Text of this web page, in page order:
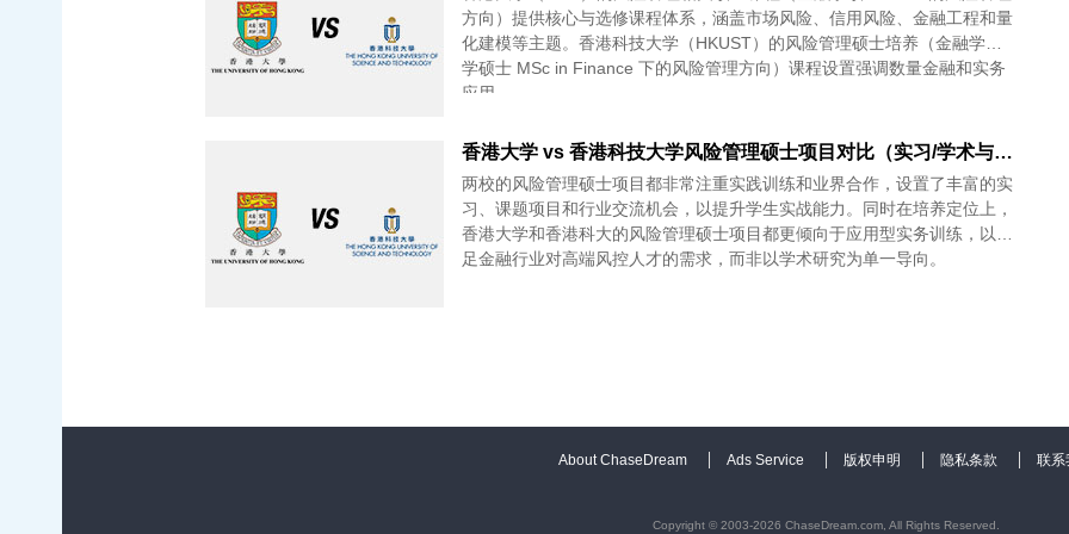
方向）提供核心与选修课程体系，涵盖市场风险、信用风险、金融工程和量
化建模等主题。香港科技大学（HKUST）的风险管理硕士培养（金融学理
学硕士 MSc in Finance 下的风险管理方向）课程设置强调数量金融和实务
应用。
香港大学 vs 香港科技大学风险管理硕士项目对比（实习/学术与实践导向）
两校的风险管理硕士项目都非常注重实践训练和业界合作，设置了丰富的实
习、课题项目和行业交流机会，以提升学生实战能力。同时在培养定位上，
香港大学和香港科大的风险管理硕士项目都更倾向于应用型实务训练，以满
足金融行业对高端风控人才的需求，而非以学术研究为单一导向。
About ChaseDream Ads Service 版权申明 隐私条款 联系
Copyright © 2003-2026 ChaseDream.com, All Rights Reserved.